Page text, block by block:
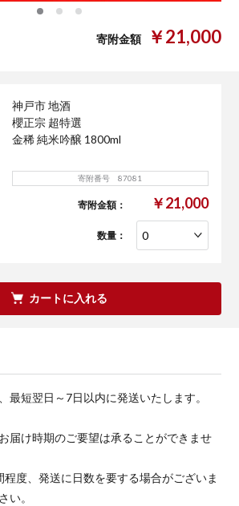
寄附金額 ￥21,000
神戸市 地酒
櫻正宗 超特選
金稀 純米吟醸 1800ml
寄附番号 87081
寄附金額： ￥21,000
数量：
カートに入れる
最短翌日～7日以内に発送いたします。
届け時期のご要望は承ることができませ
程度、発送に日数を要する場合がございま
い。